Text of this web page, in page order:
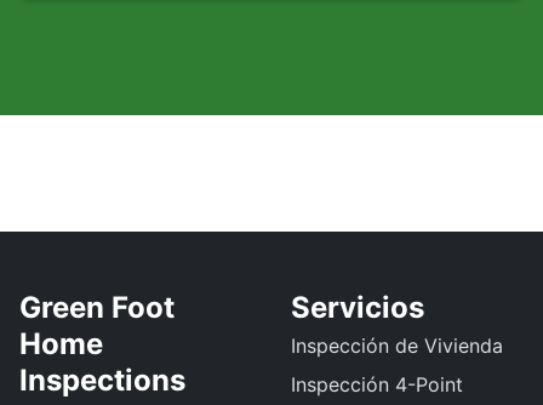
Green Foot
Home
Inspections
Servicios
Inspección de Vivienda
Inspección 4-Point